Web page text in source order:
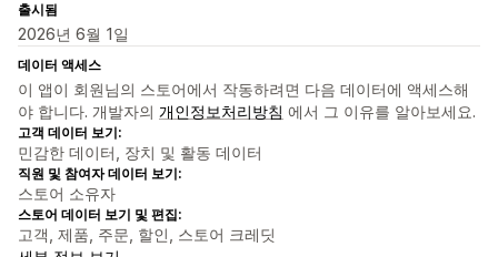
출시됨
2026년 6월 1일
데이터 액세스
이 앱이 회원님의 스토어에서 작동하려면 다음 데이터에 액세스해
야 합니다. 개발자의 개인정보처리방침 에서 그 이유를 알아보세요.
고객 데이터 보기:
민감한 데이터, 장치 및 활동 데이터
직원 및 참여자 데이터 보기:
스토어 소유자
스토어 데이터 보기 및 편집:
고객, 제품, 주문, 할인, 스토어 크레딧